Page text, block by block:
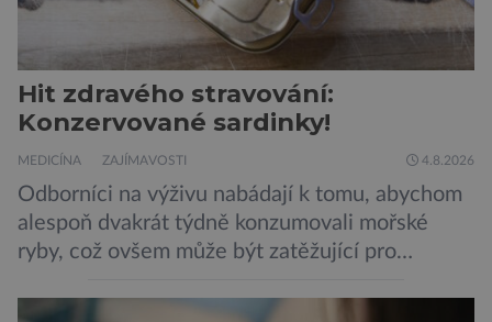
Hit zdravého stravování:
Konzervované sardinky!
MEDICÍNA ZAJÍMAVOSTI 4.8.2026
Odborníci na výživu nabádají k tomu, abychom
alespoň dvakrát týdně konzumovali mořské
ryby, což ovšem může být zatěžující pro
doporučení se nyní staly konzervované